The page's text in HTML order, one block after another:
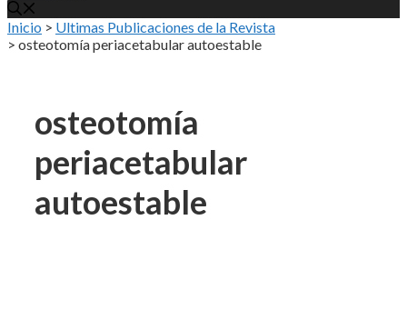
Inicio > Ultimas Publicaciones de la Revista
> osteotomía periacetabular autoestable
osteotomía
periacetabular
autoestable